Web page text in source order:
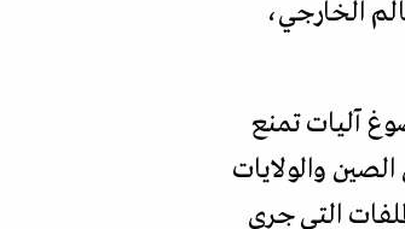
الخارجي،
آليات تمنع
والولايات
التي جرى